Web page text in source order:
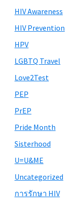
HIV Awareness
HIV Prevention
HPV
LGBTQ Travel
Love2Test
PEP
PrEP
Pride Month
Sisterhood
U=U&ME
Uncategorized
การรักษา HIV